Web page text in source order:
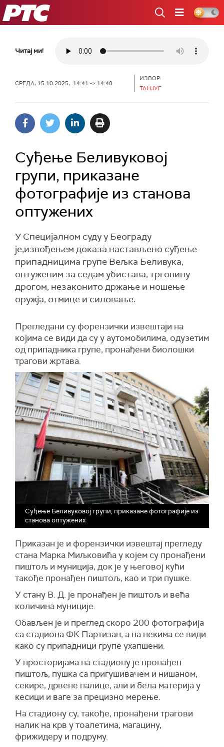
РТС
Читај ми!
СРЕДА, 15.10.2025, 14:41 -> 14:48
ИЗВОР:
ТАНЈУГ
Суђење Беливуковој
групи, приказане
фотографије из станова
оптужених
У Специјалном суду у Београду
је,извођењем доказа настављено суђење
припадницима групе Вељка Беливука,
оптуженим за седам убистава, трговину
дрогом, незаконито држање и ношење
оружја, отмице и силовање.
Прегледани су форензички извештаји на
којима се види да су у аутомобилима, одузетим
од припадника групе, пронађени биолошки
трагови жртава.
Суђење Беливуковој групи, приказане фотографије из
станова оптужених
Приказан је и форензички извештај прегледу
стана Марка Миљковића у којем су пронађени
пиштољ и муниција, док је у његовој кући
такође пронађен пиштољ, као и три пушке.
У стану В. Д. је пронађен је пиштољ и већа
количина муниције.
Обављен је и преглед скоро 200 фотографија
са стадиона ФК Партизан, а на некима се види
како су припадници групе ухапшени.
У просторијама на стадиону је пронађен
пиштољ, пушка са пригушивачем и нишаном,
секире, дрвене палице, али и бела материја у
кесици и ваге за прецизно мерење.
На стадиону су, такође, пронађени трагови
налик на крв у тоалетима, магацину,
фрижидеру и подруму.